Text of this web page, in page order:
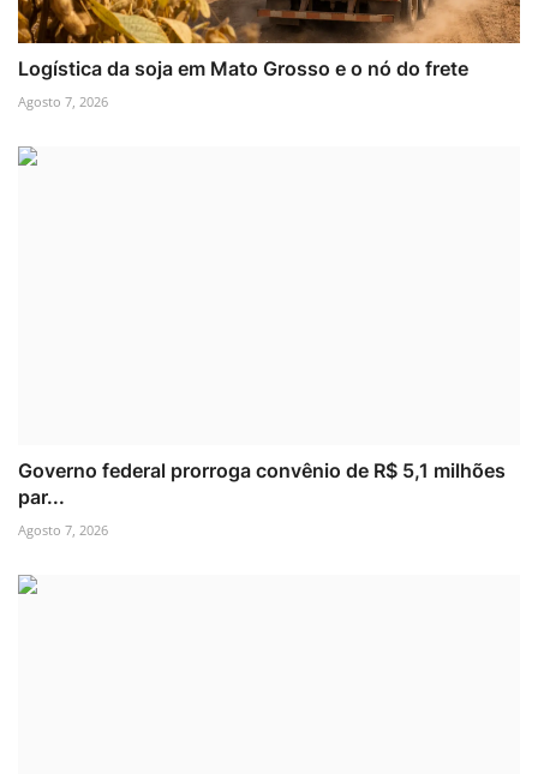
Logística da soja em Mato Grosso e o nó do frete
Agosto 7, 2026
Governo federal prorroga convênio de R$ 5,1 milhões
par...
Agosto 7, 2026